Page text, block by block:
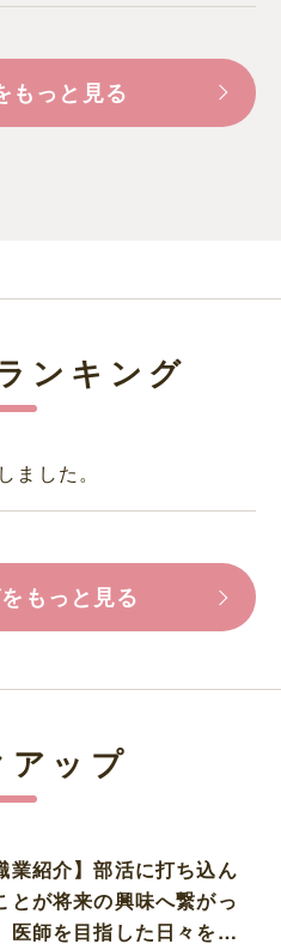
もっと見る
ンキング
ました。
もっと見る
アップ
業紹介】部活に打ち込ん
とが将来の興味へ繋がっ
医師を目指した日々を振